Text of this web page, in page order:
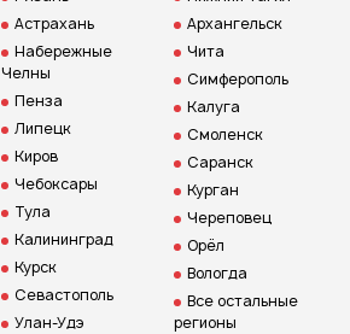
Астрахань
Набережные
Челны
Пенза
Липецк
Киров
Чебоксары
Тула
Калининград
Курск
Севастополь
Улан-Удэ
Архангельск
Чита
Симферополь
Калуга
Смоленск
Саранск
Курган
Череповец
Орёл
Вологда
Все остальные
регионы